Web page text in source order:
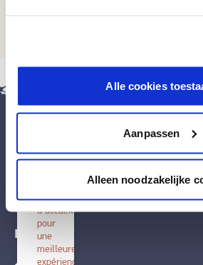
Alle cookies
Aanpassen
Alleen noodzakelijke
Techniques décoratives
Inspiration
BOSS
application
écran
d'accueil
pour
une
meilleure
expérience.
fermer